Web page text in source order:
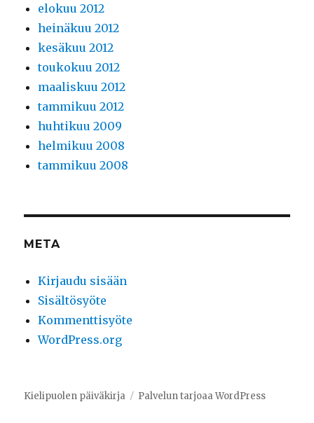
elokuu 2012
heinäkuu 2012
kesäkuu 2012
toukokuu 2012
maaliskuu 2012
tammikuu 2012
huhtikuu 2009
helmikuu 2008
tammikuu 2008
META
Kirjaudu sisään
Sisältösyöte
Kommenttisyöte
WordPress.org
Kielipuolen päiväkirja Palvelun tarjoaa WordPress